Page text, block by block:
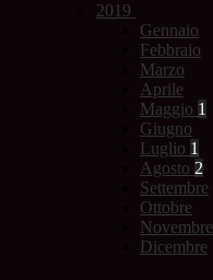
2019
Gennaio
Febbraio
Marzo
Aprile
Maggio 1
Giugno
Luglio 1
Agosto 2
Settembre
Ottobre
Novembre
Dicembre